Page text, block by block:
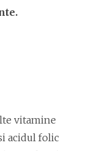
vitamine
acidul folic